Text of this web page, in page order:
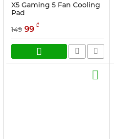
X5 Gaming 5 Fan Cooling
Pad
სასაქონლო კოდი:
149 99 ₾